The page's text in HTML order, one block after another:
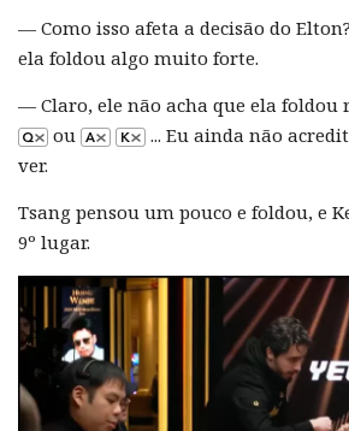
— Como isso afeta a decisão do
ela foldou algo muito forte.
— Claro, ele não acha que ela foldou
ou
... Eu ainda não
ver.
Tsang pensou um pouco e foldou, e
9º lugar.